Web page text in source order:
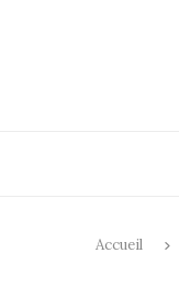
Accueil